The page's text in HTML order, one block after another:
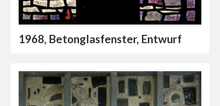
1968, Betonglasfenster, Entwurf